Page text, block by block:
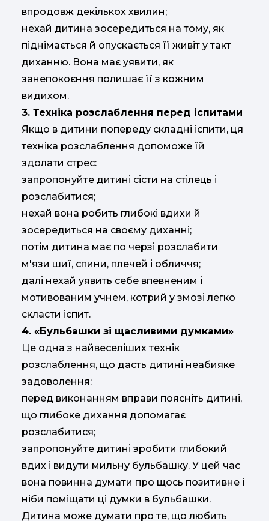
впродовж декількох хвилин;
нехай дитина зосередиться на тому, як
піднімається й опускається її живіт у такт
диханню. Вона має уявити, як
занепокоєння полишає її з кожним
видихом.
3. Техніка розслаблення перед іспитами
Якщо в дитини попереду складні іспити, ця
техніка розслаблення допоможе їй
здолати стрес:
запропонуйте дитині сісти на стілець і
розслабитися;
нехай вона робить глибокі вдихи й
зосередиться на своєму диханні;
потім дитина має по черзі розслабити
м'язи шиї, спини, плечей і обличчя;
далі нехай уявить себе впевненим і
мотивованим учнем, котрий у змозі легко
скласти іспит.
4. «Бульбашки зі щасливими думками»
Це одна з найвеселіших технік
розслаблення, що дасть дитині неабияке
задоволення:
перед виконанням вправи поясніть дитині,
що глибоке дихання допомагає
розслабитися;
запропонуйте дитині зробити глибокий
вдих і видути мильну бульбашку. У цей час
вона повинна думати про щось позитивне і
ніби поміщати ці думки в бульбашки.
Дитина може думати про те, що любить